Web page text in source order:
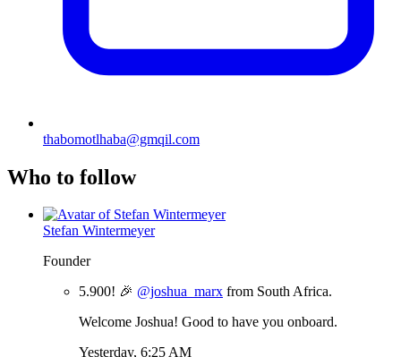
thabomotlhaba@gmqil.com
Who to follow
Stefan Wintermeyer
Founder
5.900! 🎉 @joshua_marx from South Africa.
Welcome Joshua! Good to have you onboard.
Yesterday, 6:25 AM